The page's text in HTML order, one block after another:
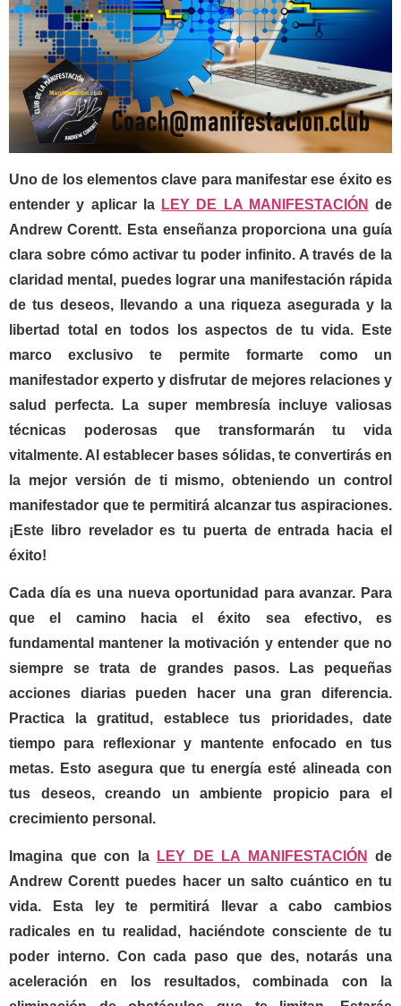
Uno de los elementos clave para manifestar ese éxito es
entender y aplicar la LEY DE LA MANIFESTACIÓN de
Andrew Corentt. Esta enseñanza proporciona una guía
clara sobre cómo activar tu poder infinito. A través de la
claridad mental, puedes lograr una manifestación rápida
de tus deseos, llevando a una riqueza asegurada y la
libertad total en todos los aspectos de tu vida. Este
marco exclusivo te permite formarte como un
manifestador experto y disfrutar de mejores relaciones y
salud perfecta. La super membresía incluye valiosas
técnicas poderosas que transformarán tu vida
vitalmente. Al establecer bases sólidas, te convertirás en
la mejor versión de ti mismo, obteniendo un control
manifestador que te permitirá alcanzar tus aspiraciones.
¡Este libro revelador es tu puerta de entrada hacia el
éxito!
Cada día es una nueva oportunidad para avanzar. Para
que el camino hacia el éxito sea efectivo, es
fundamental mantener la motivación y entender que no
siempre se trata de grandes pasos. Las pequeñas
acciones diarias pueden hacer una gran diferencia.
Practica la gratitud, establece tus prioridades, date
tiempo para reflexionar y mantente enfocado en tus
metas. Esto asegura que tu energía esté alineada con
tus deseos, creando un ambiente propicio para el
crecimiento personal.
Imagina que con la LEY DE LA MANIFESTACIÓN
de
Andrew Corenttpuedes hacer un salto cuántico en tu
vida. Esta ley te permitirá llevar a cabo cambios
radicales en tu realidad, haciéndote consciente de tu
poder interno. Con cada paso que des, notarás una
aceleración en los resultados, combinada con la